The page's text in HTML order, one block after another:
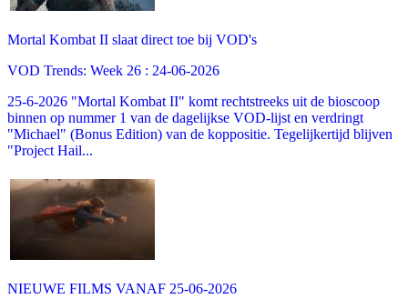
Mortal Kombat II slaat direct toe bij VOD's
VOD Trends: Week 26 : 24-06-2026
25-6-2026 "Mortal Kombat II" komt rechtstreeks uit de bioscoop
binnen op nummer 1 van de dagelijkse VOD-lijst en verdringt
"Michael" (Bonus Edition) van de koppositie. Tegelijkertijd blijven
"Project Hail...
NIEUWE FILMS VANAF 25-06-2026